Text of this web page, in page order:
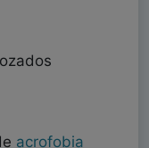
acrofobia